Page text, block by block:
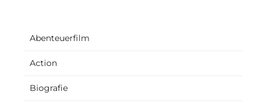
Abenteuerfilm
Action
Biografie